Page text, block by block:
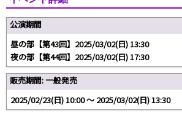
公演期間
昼の部【第43回】2025/03/02(日) 13:30
夜の部【第44回】2025/03/02(日) 17:30
販売期間: 一般発売
2025/02/23(日) 10:00 〜 2025/03/02(日) 13:30